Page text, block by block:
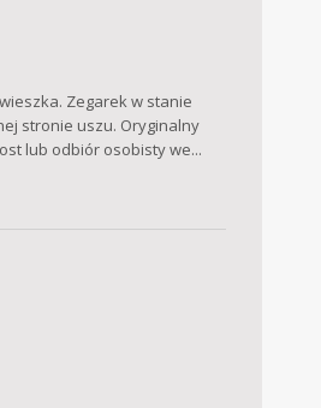
Zegarek w stanie
stronie uszu. Oryginalny
lub odbiór osobisty we...